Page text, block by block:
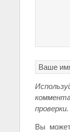
проверки.
Вы